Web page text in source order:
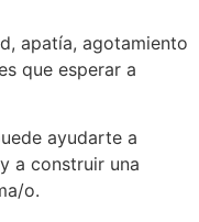
apatía, agotamiento
que esperar a
ayudarte a
a construir una
o.